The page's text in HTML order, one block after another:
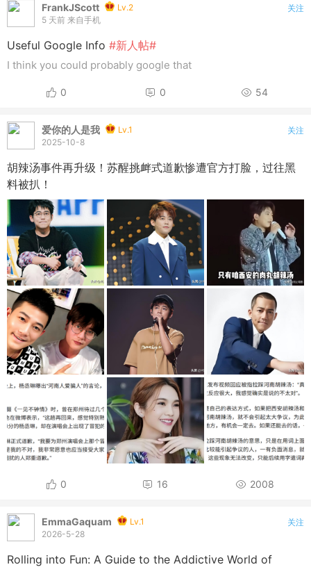
FrankJScott
Lv.2
5 天前 来自手机
关注
Useful Google Info #新人帖#
I think you could probably google that
0 0 54
爱你的人是我
Lv.1
2025-10-8
关注
胡辣汤事件再升级！苏醒挑衅式道歉惨遭官方打脸，过往黑
料被扒！
0 16 2008
EmmaGaquam
Lv.1
2026-5-28
关注
Rolling into Fun: A Guide to the Addictive World of